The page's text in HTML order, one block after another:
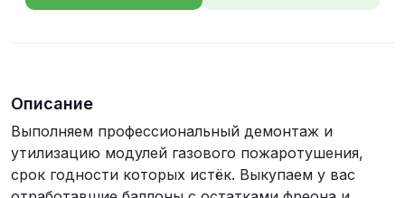
Описание
Выполняем профессиональный демонтаж и
утилизацию модулей газового пожаротушения,
срок годности которых истёк. Выкупаем у вас